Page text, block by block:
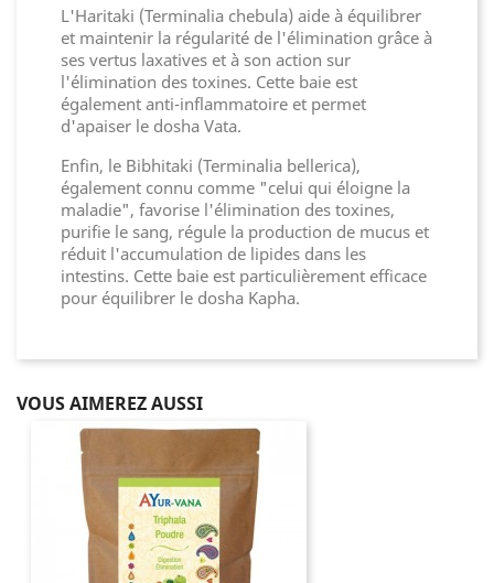
L'Haritaki (Terminalia chebula) aide à équilibrer
et maintenir la régularité de l'élimination grâce à
ses vertus laxatives et à son action sur
l'élimination des toxines. Cette baie est
également anti-inflammatoire et permet
d'apaiser le dosha Vata.
Enfin, le Bibhitaki (Terminalia bellerica),
également connu comme "celui qui éloigne la
maladie", favorise l'élimination des toxines,
purifie le sang, régule la production de mucus et
réduit l'accumulation de lipides dans les
intestins. Cette baie est particulièrement efficace
pour équilibrer le dosha Kapha.
VOUS AIMEREZ AUSSI